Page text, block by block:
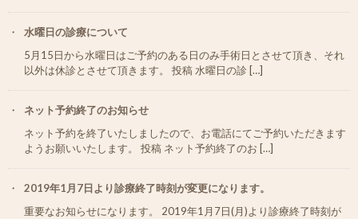
水曜日の診療について
5月15日から水曜日はご予約のある日のみ手術日とさせて頂き、それ
以外は休診とさせて頂きます。 投稿 水曜日の診 […]
ネット予約終了のお知らせ
ネット予約を終了いたしましたので、お電話にてご予約いただきます
ようお願いいたします。 投稿 ネット予約終了のお […]
2019年1月7日より診療終了時刻が変更になります。
重要なお知らせになります。 2019年1月7日(月)より診療終了時刻が